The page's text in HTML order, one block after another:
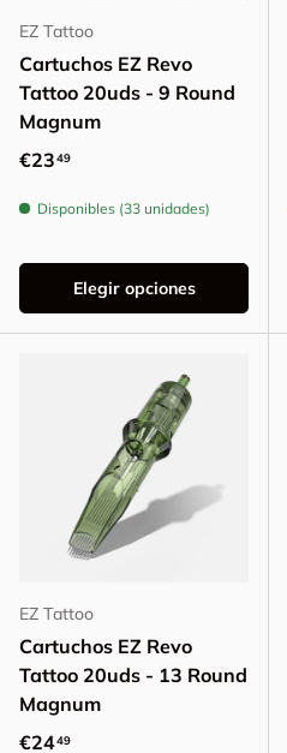
EZ Tattoo
Cartuchos EZ Revo
Tattoo 20uds - 9 Round
Magnum
Precio normal
€2349
Disponibles (33 unidades)
Elegir opciones
EZ Tattoo
Cartuchos EZ Revo
Tattoo 20uds - 13 Round
Magnum
Precio normal
€2449